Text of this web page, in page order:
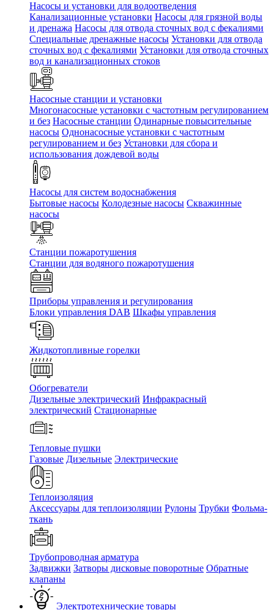
Насосы и установки для водоотведения
Канализационные установки Насосы для грязной воды
и дренажа Насосы для отвода сточных вод c фекалиями
Специальные дренажные насосы Установки для отвода
сточных вод c фекалиями Установки для отвода сточных
вод и канализационных стоков
Насосные станции и установки
Многонасосные установки с частотным регулированием
и без Насосные станции Одинарные повысительные
насосы Однонасосные установки с частотным
регулированием и без Установки для сбора и
использования дождевой воды
Насосы для систем водоснабжения
Бытовые насосы Колодезные насосы Скважинные
насосы
Станции пожаротушения
Станции для водяного пожаротушения
Приборы управления и регулирования
Блоки управления DAB Шкафы управления
Жидкотопливные горелки
Обогреватели
Дизельные электрический Инфракрасный
электрический Стационарные
Тепловые пушки
Газовые Дизельные Электрические
Теплоизоляция
Аксессуары для теплоизоляции Рулоны Трубки Фольма-
ткань
Трубопроводная арматура
Задвижки Затворы дисковые поворотные Обратные
клапаны
Электротехнические товары